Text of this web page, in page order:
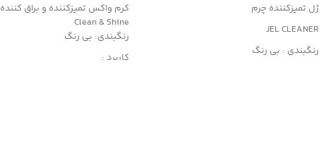
ژل تمیزکننده چرم
JEL CLEANER
رنگبندی : بی رنگ
کرم واکس تمیزکننده و براق کننده
Clean & Shine
رنگبندی: بی رنگ
کاربرد :